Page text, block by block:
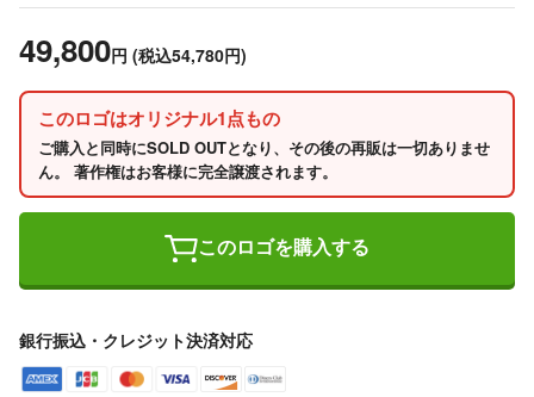
49,800円 (税込54,780円)
このロゴはオリジナル1点もの
ご購入と同時にSOLD OUTとなり、その後の再販は一切ありませ
ん。 著作権はお客様に完全譲渡されます。
このロゴを購入する
銀行振込・クレジット決済対応